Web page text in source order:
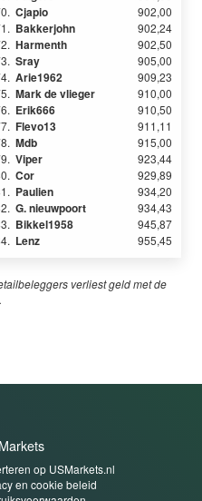
Cjapio
902,00
Bakkerjohn
902,24
Harmenth
902,50
Sray
905,00
Arie1962
909,23
Mark de vlieger
910,00
Erik666
910,50
Flevo13
911,11
Mdb
915,00
Viper
923,44
Cor
929,89
Paulien
934,20
G. nieuwpoort
934,43
Bikkel1958
945,87
Lenz 955,45
verliest geld met de
op USMarkets.nl
en cookie beleid